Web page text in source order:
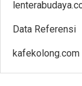
Data Referensi
kafekolong.com